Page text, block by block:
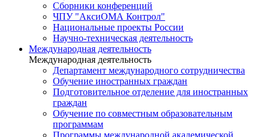
Сборники конференций
ЧПУ "АксиОМА Контрол"
Национальные проекты России
Научно-техническая деятельность
Международная деятельность
Международная деятельность
Департамент международного сотрудничества
Обучение иностранных граждан
Подготовительное отделение для иностранных
граждан
Обучение по совместным образовательным
программам
Программы международной академической